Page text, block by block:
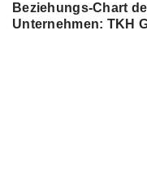
Beziehungs-Chart
Unternehmen: TKH